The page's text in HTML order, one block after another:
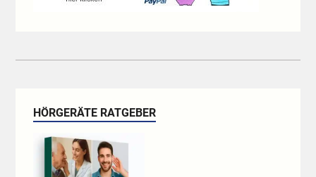
HÖRGERÄTE RATGEBER